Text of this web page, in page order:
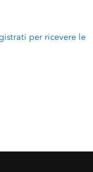
per ricevere le